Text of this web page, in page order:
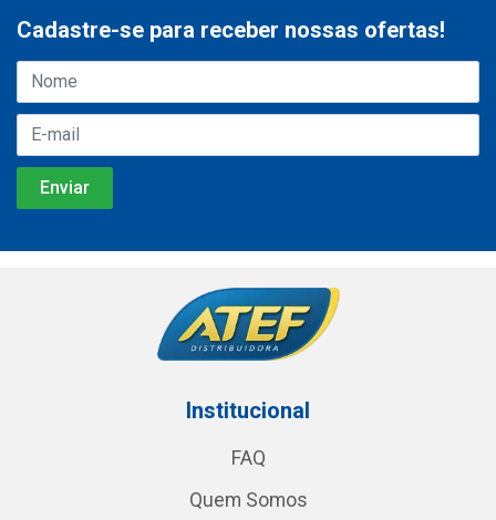
Cadastre-se para receber nossas ofertas!
Institucional
FAQ
Quem Somos